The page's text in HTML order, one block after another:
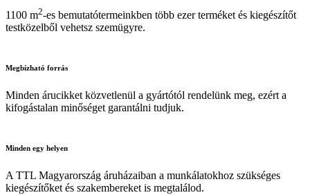
1100 m2-es bemutatótermeinkben több ezer terméket és kiegészítőt
testközelből vehetsz szemügyre.
Megbízható forrás
Minden árucikket közvetlenül a gyártótól rendelünk meg, ezért a
kifogástalan minőséget garantálni tudjuk.
Minden egy helyen
A TTL Magyarország áruházaiban a munkálatokhoz szükséges
kiegészítőket és szakembereket is megtalálod.